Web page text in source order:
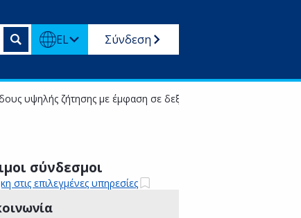
EL Σύνδεση
υψηλής ζήτησης με έμφαση σε δεξιότητες ψηφιακές
σύνδεσμοι
στις επιλεγμένες υπηρεσίες